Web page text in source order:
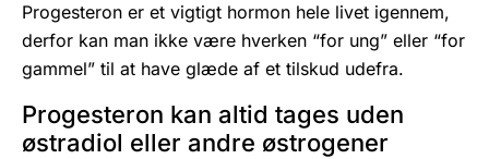
Progesteron er et vigtigt hormon hele livet igennem,
derfor kan man ikke være hverken “for ung” eller “for
gammel” til at have glæde af et tilskud udefra.
Progesteron kan altid tages uden
østradiol eller andre østrogener